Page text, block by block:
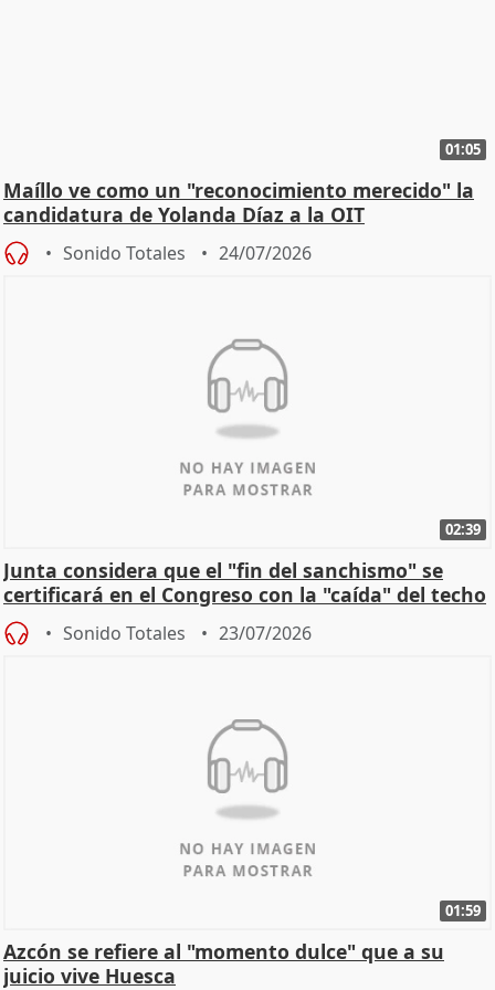
01:05
Maíllo ve como un "reconocimiento merecido" la
candidatura de Yolanda Díaz a la OIT
Sonido Totales 24/07/2026
02:39
Junta considera que el "fin del sanchismo" se
certificará en el Congreso con la "caída" del techo
de
Sonido Totales 23/07/2026
01:59
Azcón se refiere al "momento dulce" que a su
juicio vive Huesca